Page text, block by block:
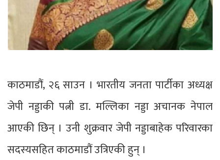
काठमाडौं, २६ साउन । भारतीय जनता पार्टीका अध्यक्ष
जेपी नड्डाकी पत्नी डा. मल्लिका नड्डा अचानक नेपाल
आएकी छिन् । उनी शुक्रवार जेपी नड्डाबाहेक परिवारका
सदस्यसहित काठमाडौं उत्रिएकी हुन् ।